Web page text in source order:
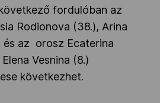
fordulóban az
Rodionova (38.), Arina
és az orosz Ecaterina
Vesnina (8.)
következhet.